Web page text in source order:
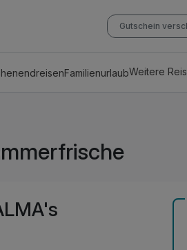
Gutschein
FamilienurlaubWeitere